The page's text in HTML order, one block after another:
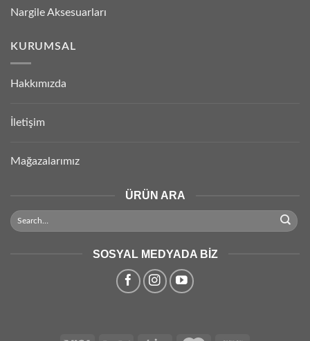
Nargile Aksesuarları
KURUMSAL
Hakkımızda
İletişim
Mağazalarımız
ÜRÜN ARA
SOSYAL MEDYADA BIZ